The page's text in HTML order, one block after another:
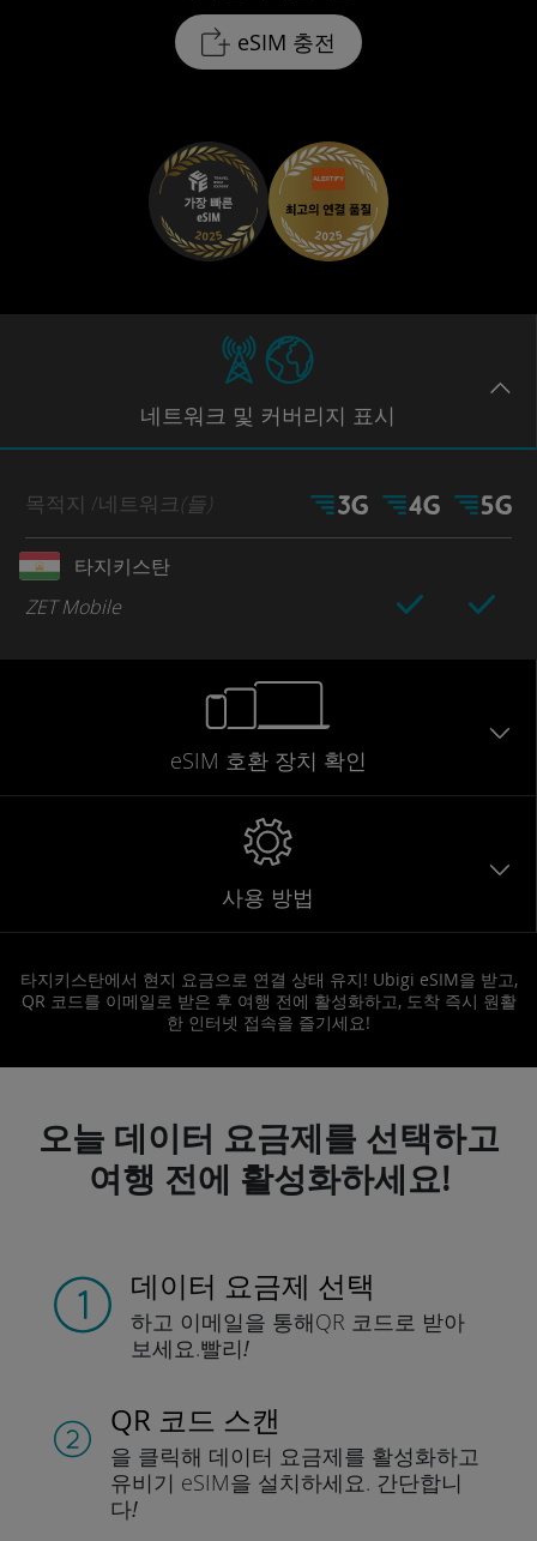
eSIM 충전
네트워크 및 커버리지 표시
목적지 /네트워크(들)
타지키스탄
ZET Mobile
eSIM 호환 장치 확인
사용 방법
타지키스탄에서 현지 요금으로 연결 상태 유지! Ubigi eSIM을 받고,
QR 코드를 이메일로 받은 후 여행 전에 활성화하고, 도착 즉시 원활
한 인터넷 접속을 즐기세요!
오늘 데이터 요금제를 선택하고
여행 전에 활성화하세요!
데이터 요금제 선택
하고 이메일을 통해QR 코드로 받아
보세요.빨리!
QR 코드 스캔
을 클릭해 데이터 요금제를 활성화하고
유비기 eSIM을 설치하세요. 간단합니
다!